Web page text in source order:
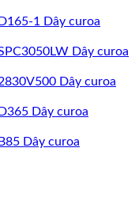
Dây curoa
Dây curoa
Dây curoa
Dây curoa
Dây curoa